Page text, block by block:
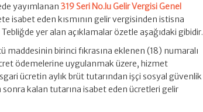
yayımlanan319 Seri No.lu Gelir Vergisi Genel
isabet eden kısmının gelir vergisinden istisna
yer alan açıklamalar özetle aşağıdaki gibidir.
maddesinin birinci fıkrasına eklenen (18) numaralı
ödemelerine uygulanmak üzere, hizmet
ücretin aylık brüt tutarından işçi sosyal güvenlik
kalan tutarına isabet eden ücretleri gelir